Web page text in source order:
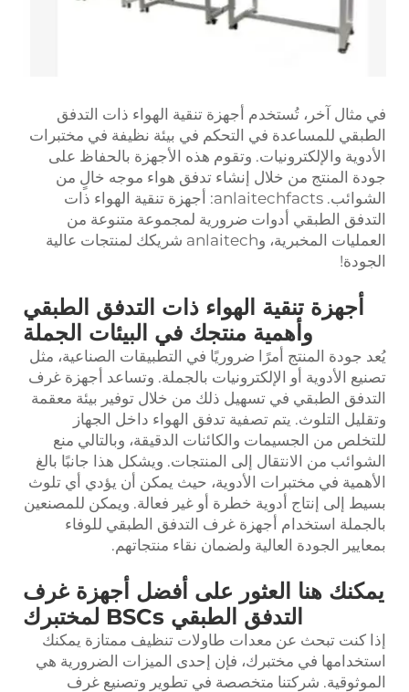
في مثال آخر، تُستخدم أجهزة تنقية الهواء ذات التدفق
الطبقي للمساعدة في التحكم في بيئة نظيفة في مختبرات
الأدوية والإلكترونيات. وتقوم هذه الأجهزة بالحفاظ على
جودة المنتج من خلال إنشاء تدفق هواء موجه خالٍ من
الشوائب. anlaitechfacts: أجهزة تنقية الهواء ذات
التدفق الطبقي أدوات ضرورية لمجموعة متنوعة من
العمليات المخبرية، وanlaitech شريكك لمنتجات عالية
الجودة!
أجهزة تنقية الهواء ذات التدفق الطبقي
وأهمية منتجك في البيئات الجملة
يُعد جودة المنتج أمرًا ضروريًا في التطبيقات الصناعية، مثل
تصنيع الأدوية أو الإلكترونيات بالجملة. وتساعد أجهزة غرف
التدفق الطبقي في تسهيل ذلك من خلال توفير بيئة معقمة
وتقليل التلوث. يتم تصفية تدفق الهواء داخل الجهاز
للتخلص من الجسيمات والكائنات الدقيقة، وبالتالي منع
الشوائب من الانتقال إلى المنتجات. ويشكل هذا جانبًا بالغ
الأهمية في مختبرات الأدوية، حيث يمكن أن يؤدي أي تلوث
بسيط إلى إنتاج أدوية خطرة أو غير فعالة. ويمكن للمصنعين
بالجملة استخدام أجهزة غرف التدفق الطبقي للوفاء
بمعايير الجودة العالية ولضمان نقاء منتجاتهم.
يمكنك هنا العثور على أفضل أجهزة غرف
التدفق الطبقي BSCs لمختبرك
إذا كنت تبحث عن معدات طاولات تنظيف ممتازة يمكنك
استخدامها في مختبرك، فإن إحدى الميزات الضرورية هي
الموثوقية. شركتنا متخصصة في تطوير وتصنيع غرف